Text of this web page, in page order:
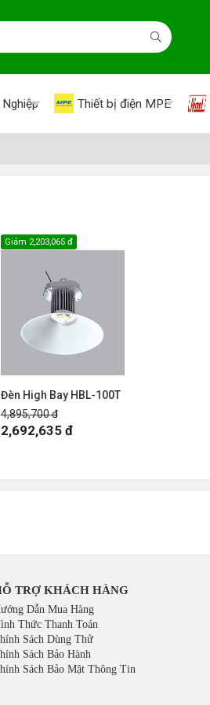
Thiết bị điện MPE
Đèn High Bay HBL-100T
4,895,700 đ
Giảm 2,203,065 đ
2,692,635 đ
TRỢ KHÁCH HÀNG
Dẫn Mua Hàng
Thức Thanh Toán
Sách Dùng Thử
Sách Bảo Hành
Sách Bảo Mật Thông Tin